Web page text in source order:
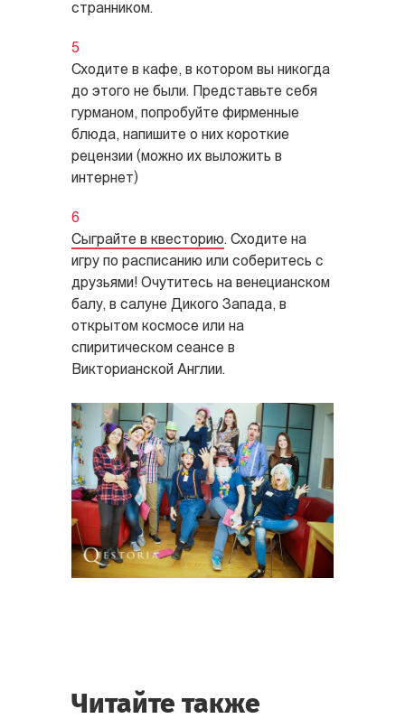
странником.
Сходите в кафе, в котором вы никогда
до этого не были. Представьте себя
гурманом, попробуйте фирменные
блюда, напишите о них короткие
рецензии (можно их выложить в
интернет)
Сыграйте в квесторию. Сходите на
игру по расписанию или соберитесь с
друзьями! Очутитесь на венецианском
балу, в салуне Дикого Запада, в
открытом космосе или на
спиритическом сеансе в
Викторианской Англии.
Читайте также